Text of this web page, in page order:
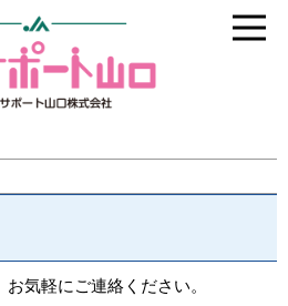
気軽にご連絡ください。